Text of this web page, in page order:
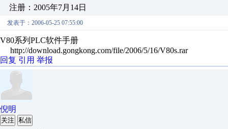
注册：2005年7月14日
发表于：2006-05-25 07:55:00
V80系列PLC软件手册
http://download.gongkong.com/file/2006/5/16/V80s.rar
回复 引用 举报
倪明
关注 私信